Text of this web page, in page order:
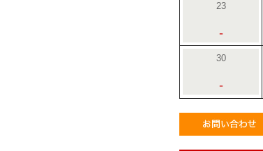
23
-
30
-